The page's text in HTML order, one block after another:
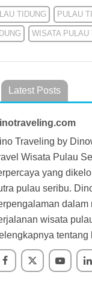
TIDUNG PULAU
WISATA PULAU
Latest Posts
Traveling by
Wisata Pulau
yang
pulau seribu.
dalam
wisata
tentang